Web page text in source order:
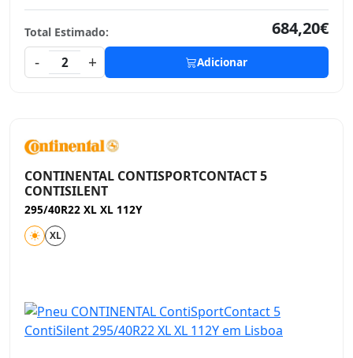
Total Estimado:
684,20€
-
2 + Adicionar
CONTINENTAL CONTISPORTCONTACT 5
CONTISILENT
295/40R22 XL XL 112Y
XL